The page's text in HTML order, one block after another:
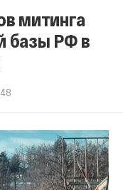
митинга
базы РФ в